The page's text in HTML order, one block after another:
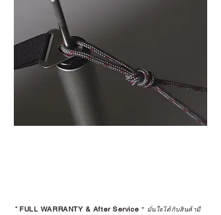
เพื่อให้คุณได้รับทั้งสินค้า และ
ประสบการณ์ที่สมบูรณ์แบบในระยะ
ยาว
อ่านต่อเรื่องการรับประกันสินค้าได้
https://www.campstudio.co.th/
*FULL WARRANTY & After Service * มั่นใจได้กับสินค้ามี